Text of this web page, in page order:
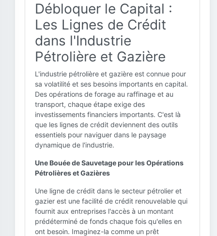
Débloquer le Capital :
Les Lignes de Crédit
dans l'Industrie
Pétrolière et Gazière
L'industrie pétrolière et gazière est connue pour
sa volatilité et ses besoins importants en capital.
Des opérations de forage au raffinage et au
transport, chaque étape exige des
investissements financiers importants. C'est là
que les lignes de crédit deviennent des outils
essentiels pour naviguer dans le paysage
dynamique de l'industrie.
Une Bouée de Sauvetage pour les Opérations
Pétrolières et Gazières
Une ligne de crédit dans le secteur pétrolier et
gazier est une facilité de crédit renouvelable qui
fournit aux entreprises l'accès à un montant
prédéterminé de fonds chaque fois qu'elles en
ont besoin. Imaginez-la comme un prêt